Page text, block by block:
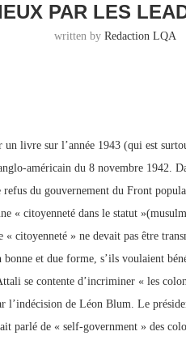
PAR LES
written byRedaction LQA
un livre sur l’année 1943 (qui est
américain du 8 novembre 1942.
refus du gouvernement du Front
« citoyenneté dans le statut
citoyenneté » ne devait pas être
et due forme, s’ils voulaient
se contente d’incriminer « les
l’indécision de Léon Blum. Le
parlé de « self-government » des